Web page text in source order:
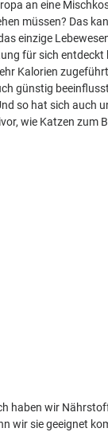
an eine
müssen? Das
einzige
für sich entdeckt
Kalorien
günstig
so hat sich auch
wie Katzen zum
haben wir
wir sie geeignet